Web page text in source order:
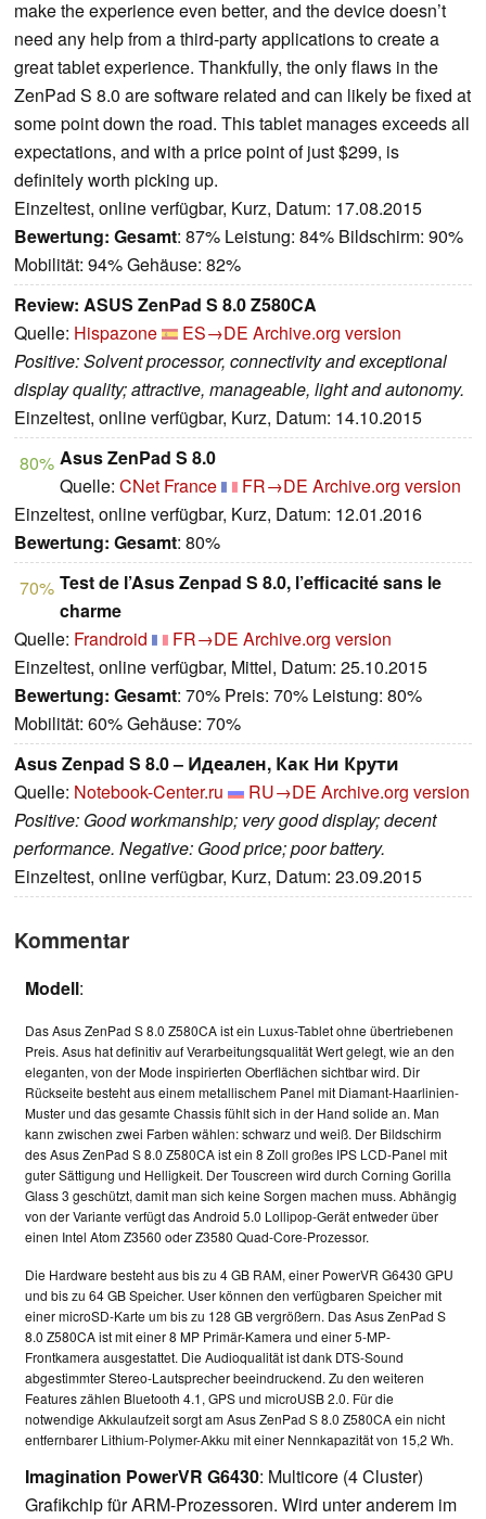
make the experience even better, and the device doesn’t
need any help from a third-party applications to create a
great tablet experience. Thankfully, the only flaws in the
ZenPad S 8.0 are software related and can likely be fixed at
some point down the road. This tablet manages exceeds all
expectations, and with a price point of just $299, is
definitely worth picking up.
Einzeltest, online verfügbar, Kurz, Datum: 17.08.2015
Bewertung: Gesamt: 87% Leistung: 84% Bildschirm: 90%
Mobilität: 94% Gehäuse: 82%
Review: ASUS ZenPad S 8.0 Z580CA
Quelle: Hispazone ES→DE Archive.org version
Positive: Solvent processor, connectivity and exceptional
display quality; attractive, manageable, light and autonomy.
Einzeltest, online verfügbar, Kurz, Datum: 14.10.2015
80% Asus ZenPad S 8.0
Quelle: CNet France FR→DE Archive.org version
Einzeltest, online verfügbar, Kurz, Datum: 12.01.2016
Bewertung: Gesamt: 80%
70% Test de l’Asus Zenpad S 8.0, l’efficacité sans le
charme
Quelle: Frandroid FR→DE Archive.org version
Einzeltest, online verfügbar, Mittel, Datum: 25.10.2015
Bewertung: Gesamt: 70% Preis: 70% Leistung: 80%
Mobilität: 60% Gehäuse: 70%
Asus Zenpad S 8.0 – Идеален, Как Ни Крути
Quelle: Notebook-Center.ru RU→DE Archive.org version
Positive: Good workmanship; very good display; decent
performance. Negative: Good price; poor battery.
Einzeltest, online verfügbar, Kurz, Datum: 23.09.2015
Kommentar
Modell:
Das Asus ZenPad S 8.0 Z580CA ist ein Luxus-Tablet ohne übertriebenen
Preis. Asus hat definitiv auf Verarbeitungsqualität Wert gelegt, wie an den
eleganten, von der Mode inspirierten Oberflächen sichtbar wird. Dir
Rückseite besteht aus einem metallischem Panel mit Diamant-Haarlinien-
Muster und das gesamte Chassis fühlt sich in der Hand solide an. Man
kann zwischen zwei Farben wählen: schwarz und weiß. Der Bildschirm
des Asus ZenPad S 8.0 Z580CA ist ein 8 Zoll großes IPS LCD-Panel mit
guter Sättigung und Helligkeit. Der Touscreen wird durch Corning Gorilla
Glass 3 geschützt, damit man sich keine Sorgen machen muss. Abhängig
von der Variante verfügt das Android 5.0 Lollipop-Gerät entweder über
einen Intel Atom Z3560 oder Z3580 Quad-Core-Prozessor.
Die Hardware besteht aus bis zu 4 GB RAM, einer PowerVR G6430 GPU
und bis zu 64 GB Speicher. User können den verfügbaren Speicher mit
einer microSD-Karte um bis zu 128 GB vergrößern. Das Asus ZenPad S
8.0 Z580CA ist mit einer 8 MP Primär-Kamera und einer 5-MP-
Frontkamera ausgestattet. Die Audioqualität ist dank DTS-Sound
abgestimmter Stereo-Lautsprecher beeindruckend. Zu den weiteren
Features zählen Bluetooth 4.1, GPS und microUSB 2.0. Für die
notwendige Akkulaufzeit sorgt am Asus ZenPad S 8.0 Z580CA ein nicht
entfernbarer Lithium-Polymer-Akku mit einer Nennkapazität von 15,2 Wh.
Imagination PowerVR G6430: Multicore (4 Cluster)
Grafikchip für ARM-Prozessoren. Wird unter anderem im